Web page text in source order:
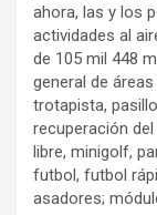
ahora, las y los
actividades al
de 105 mil 448
general de
trotapista,
recuperación
libre, minigolf,
futbol, futbol
asadores;